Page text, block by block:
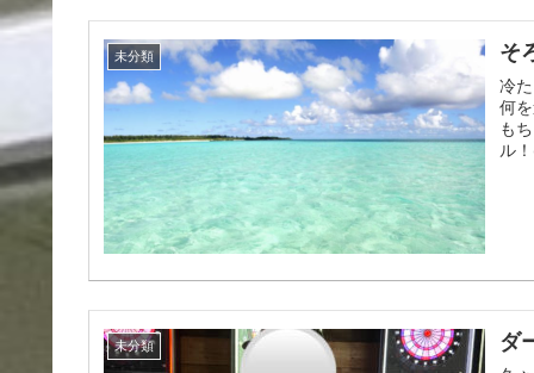
未分類 そ
冷
何
も
ル
未分類 ダ